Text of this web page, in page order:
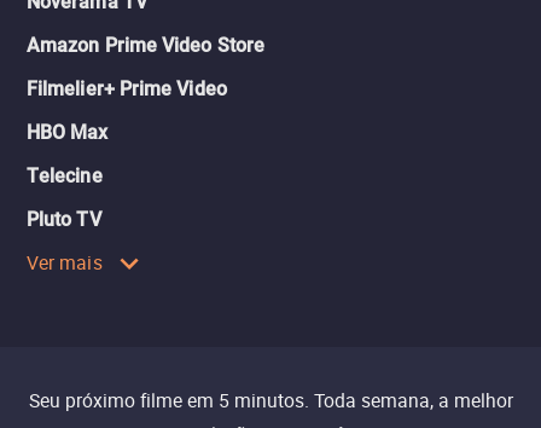
Amazon Prime Video Store
Filmelier+ Prime Video
HBO Max
Telecine
Pluto TV
Ver mais
Seu próximo filme em 5 minutos. Toda semana, a melhor